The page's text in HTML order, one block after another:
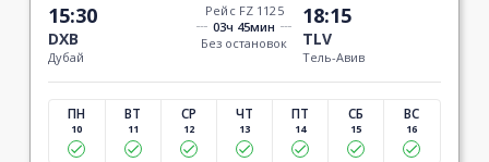
15:30
DXB
Дубай
Рейс FZ 1125
03ч 45мин
Без остановок
18:15
TLV
Тель-Авив
ПН
10
ВТ
11
СР
12
ЧТ
13
ПТ
14
СБ
15
ВС
16